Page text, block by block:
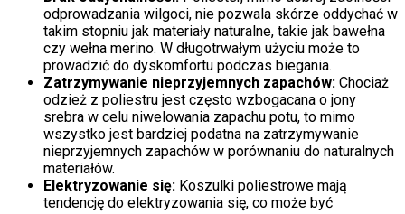
odprowadzania wilgoci, nie pozwala skórze oddychać w
takim stopniu jak materiały naturalne, takie jak bawełna
czy wełna merino. W długotrwałym użyciu może to
prowadzić do dyskomfortu podczas biegania.
Zatrzymywanie nieprzyjemnych zapachów: Chociaż
odzież z poliestru jest często wzbogacana o jony
srebra w celu niwelowania zapachu potu, to mimo
wszystko jest bardziej podatna na zatrzymywanie
nieprzyjemnych zapachów w porównaniu do naturalnych
materiałów.
Elektryzowanie się: Koszulki poliestrowe mają
tendencję do elektryzowania się, co może być